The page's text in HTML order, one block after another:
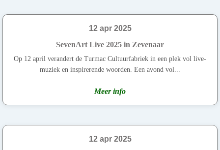
12 apr 2025
SevenArt Live 2025 in Zevenaar
Op 12 april verandert de Turmac Cultuurfabriek in een plek vol live-
muziek en inspirerende woorden. Een avond vol...
Meer info
12 apr 2025